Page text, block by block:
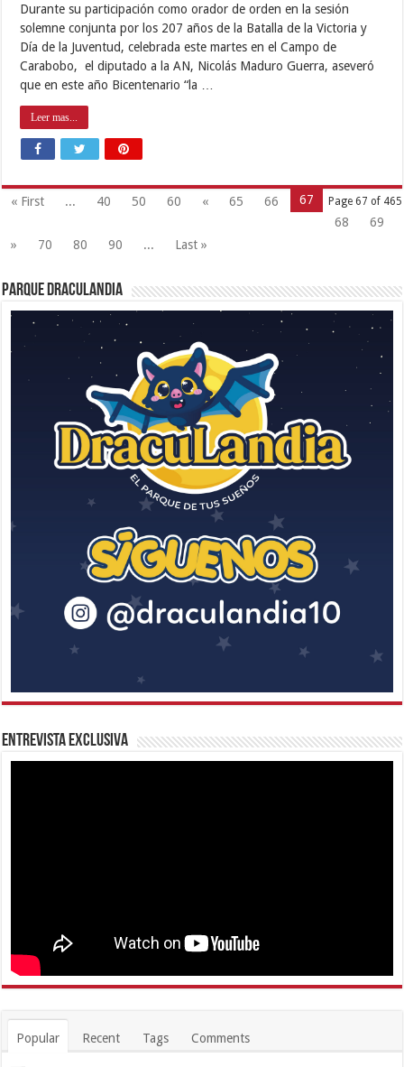
Durante su participación como orador de orden en la sesión
solemne conjunta por los 207 años de la Batalla de la Victoria y
Día de la Juventud, celebrada este martes en el Campo de
Carabobo, el diputado a la AN, Nicolás Maduro Guerra, aseveró
que en este año Bicentenario “la …
Leer mas...
Page 67 of 465
« First ... 40 50 60 « 65 66
67
68
69
»
70 80 90 ... Last »
Parque Draculandia
Entrevista Exclusiva
Popular Recent Tags Comments